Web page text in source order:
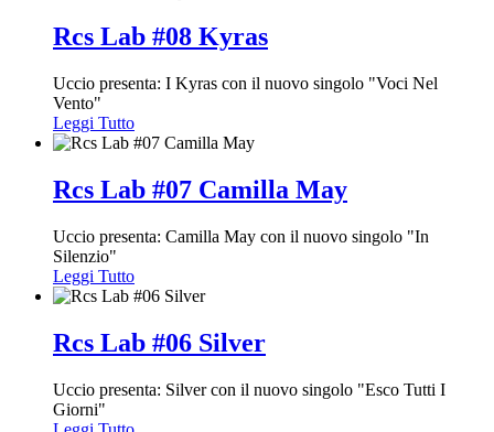
Rcs Lab #08 Kyras
Uccio presenta: I Kyras con il nuovo singolo "Voci Nel
Vento"
Leggi Tutto
Rcs Lab #07 Camilla May
Uccio presenta: Camilla May con il nuovo singolo "In
Silenzio"
Leggi Tutto
Rcs Lab #06 Silver
Uccio presenta: Silver con il nuovo singolo "Esco Tutti I
Giorni"